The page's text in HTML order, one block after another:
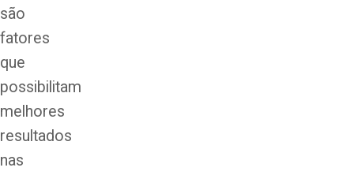
são
fatores
que
possibilitam
melhores
resultados
nas